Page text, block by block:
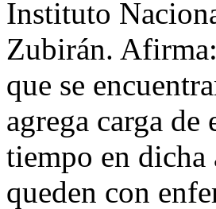
Instituto
Zubirán.
que se
agrega carga de
tiempo en dicha
queden con